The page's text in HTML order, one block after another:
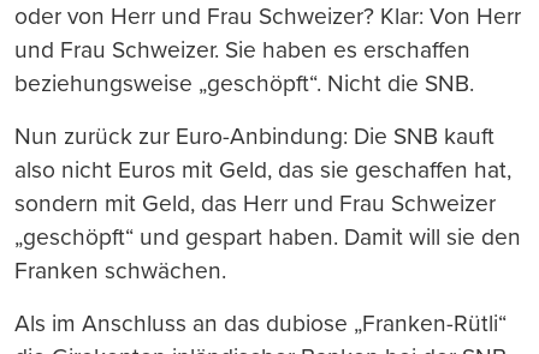
oder von Herr und Frau Schweizer? Klar: Von Herr
und Frau Schweizer. Sie haben es erschaffen
beziehungsweise „geschöpft“. Nicht die SNB.
Nun zurück zur Euro-Anbindung: Die SNB kauft
also nicht Euros mit Geld, das sie geschaffen hat,
sondern mit Geld, das Herr und Frau Schweizer
„geschöpft“ und gespart haben. Damit will sie den
Franken schwächen.
Als im Anschluss an das dubiose „Franken-Rütli“